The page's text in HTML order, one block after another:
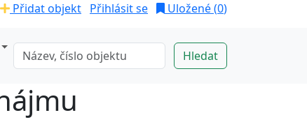
Přidat objekt Přihlásit se Uložené (0)